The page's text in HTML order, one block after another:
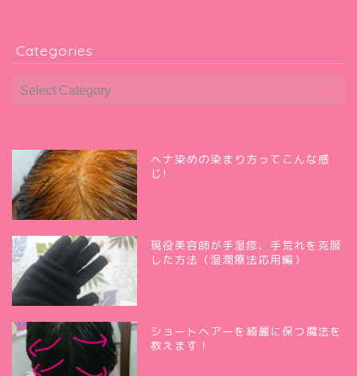
Categories
ヘナ染めの染まり方ってこんな感
じ!
現役美容師が手湿疹、手荒れを克服
した方法（湿潤療法応用編）
ショートヘアーを綺麗に保つ魔法を
教えます！